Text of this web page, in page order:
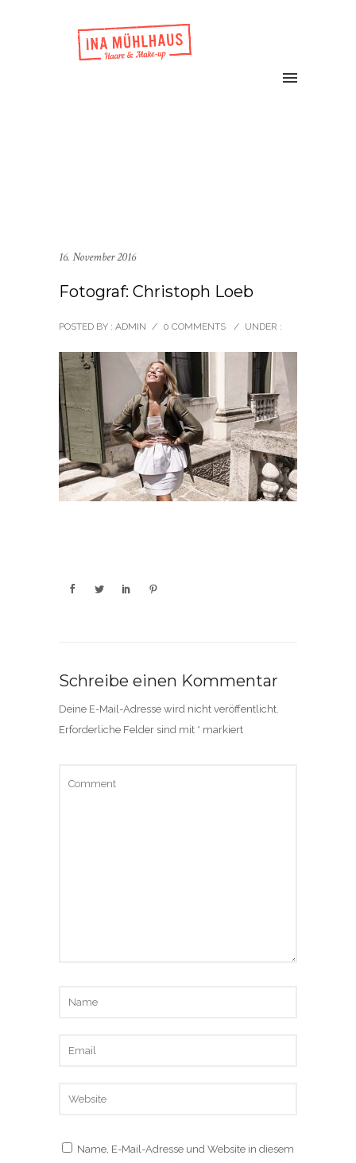
16. November 2016
Fotograf: Christoph Loeb
POSTED BY : ADMIN / 0 COMMENTS / UNDER :
Schreibe einen Kommentar
Deine E-Mail-Adresse wird nicht veröffentlicht.
Erforderliche Felder sind mit * markiert
Name, E-Mail-Adresse und Website in diesem